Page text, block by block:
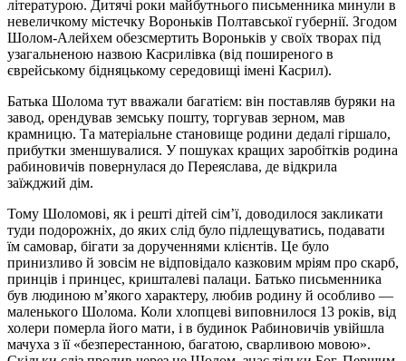
літературою. Дитячі роки майбутнього письменника минули в
невеличкому містечку Вороньків Полтавської губернії. Згодом
Шолом-Алейхем обезсмертить Вороньків у своїх творах під
узагальненою назвою Касрилівка (від поширеного в
єврейському бідняцькому середовищі імені Касрил).
Батька Шолома тут вважали багатієм: він поставляв буряки на
завод, орендував земську пошту, торгував зерном, мав
крамницю. Та матеріальне становище родини дедалі гіршало,
прибутки зменшувалися. У пошуках кращих заробітків родина
рабиновичів повернулася до Переяслава, де відкрила
заїжджий дім.
Тому Шоломові, як і решті дітей сім’ї, доводилося закликати
туди подорожніх, до яких слід було підлещуватись, подавати
їм самовар, бігати за дорученнями клієнтів. Це було
принизливо й зовсім не відповідало казковим мріям про скарб,
принців і принцес, кришталеві палаци. Батько письменника
був людиною м’якого характеру, любив родину й особливо —
маленького Шолома. Коли хлопцеві виповнилося 13 років, від
холери померла його мати, і в будинок Рабиновичів увійшла
мачуха з її «безперестанною, багатою, сварливою мовою».